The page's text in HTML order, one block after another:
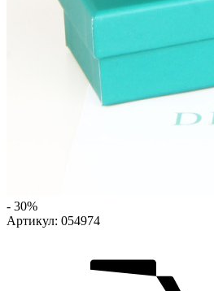
- 30%
Артикул: 054974